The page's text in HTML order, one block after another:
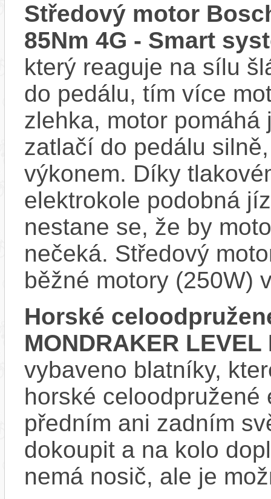
Středový motor
85Nm 4G - Smart
který reaguje na sílu
do pedálu, tím více
zlehka, motor
zatlačí do pedálu
výkonem. Díky
elektrokole podobná
nestane se, že by
nečeká. Středový
běžné motory (250W)
Horské
MONDRAKER LEVEL
vybaveno blatníky,
horské
předním ani zadním
dokoupit a na kolo
nemá nosič, ale je